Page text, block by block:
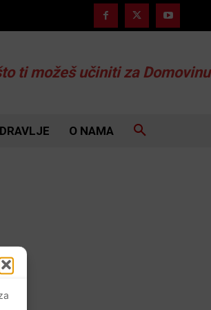
ti možeš učiniti za Domovinu
O NAMA